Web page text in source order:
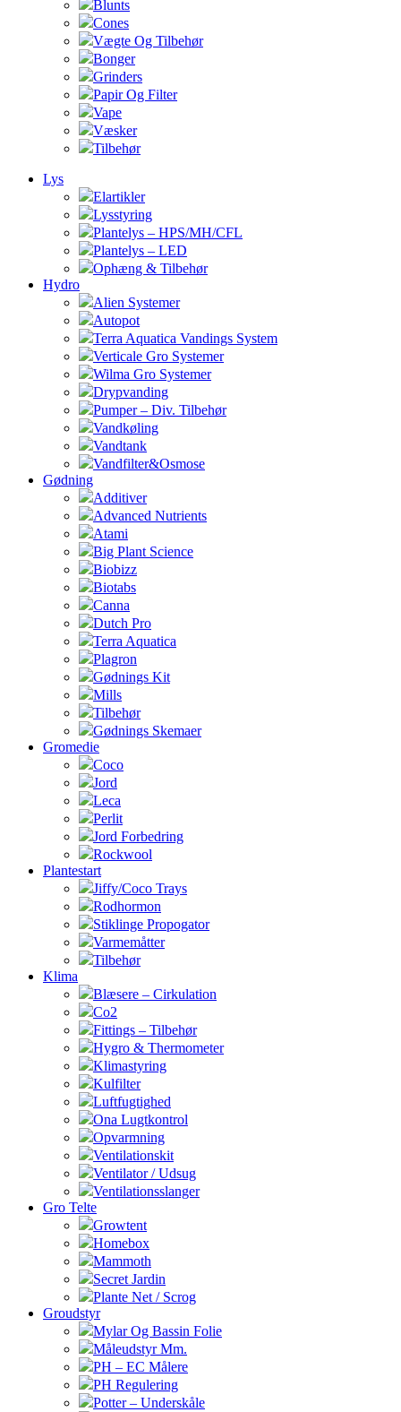
Blunts
Cones
Vægte Og Tilbehør
Bonger
Grinders
Papir Og Filter
Vape
Væsker
Tilbehør
Lys
Elartikler
Lysstyring
Plantelys – HPS/MH/CFL
Plantelys – LED
Ophæng & Tilbehør
Hydro
Alien Systemer
Autopot
Terra Aquatica Vandings System
Verticale Gro Systemer
Wilma Gro Systemer
Drypvanding
Pumper – Div. Tilbehør
Vandkøling
Vandtank
Vandfilter&Osmose
Gødning
Additiver
Advanced Nutrients
Atami
Big Plant Science
Biobizz
Biotabs
Canna
Dutch Pro
Terra Aquatica
Plagron
Gødnings Kit
Mills
Tilbehør
Gødnings Skemaer
Gromedie
Coco
Jord
Leca
Perlit
Jord Forbedring
Rockwool
Plantestart
Jiffy/Coco Trays
Rodhormon
Stiklinge Propogator
Varmemåtter
Tilbehør
Klima
Blæsere – Cirkulation
Co2
Fittings – Tilbehør
Hygro & Thermometer
Klimastyring
Kulfilter
Luftfugtighed
Ona Lugtkontrol
Opvarmning
Ventilationskit
Ventilator / Udsug
Ventilationsslanger
Gro Telte
Growtent
Homebox
Mammoth
Secret Jardin
Plante Net / Scrog
Groudstyr
Mylar Og Bassin Folie
Måleudstyr Mm.
PH – EC Målere
PH Regulering
Potter – Underskåle